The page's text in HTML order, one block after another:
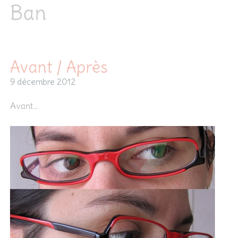
Ban
Avant / Après
9 décembre 2012
Avant…